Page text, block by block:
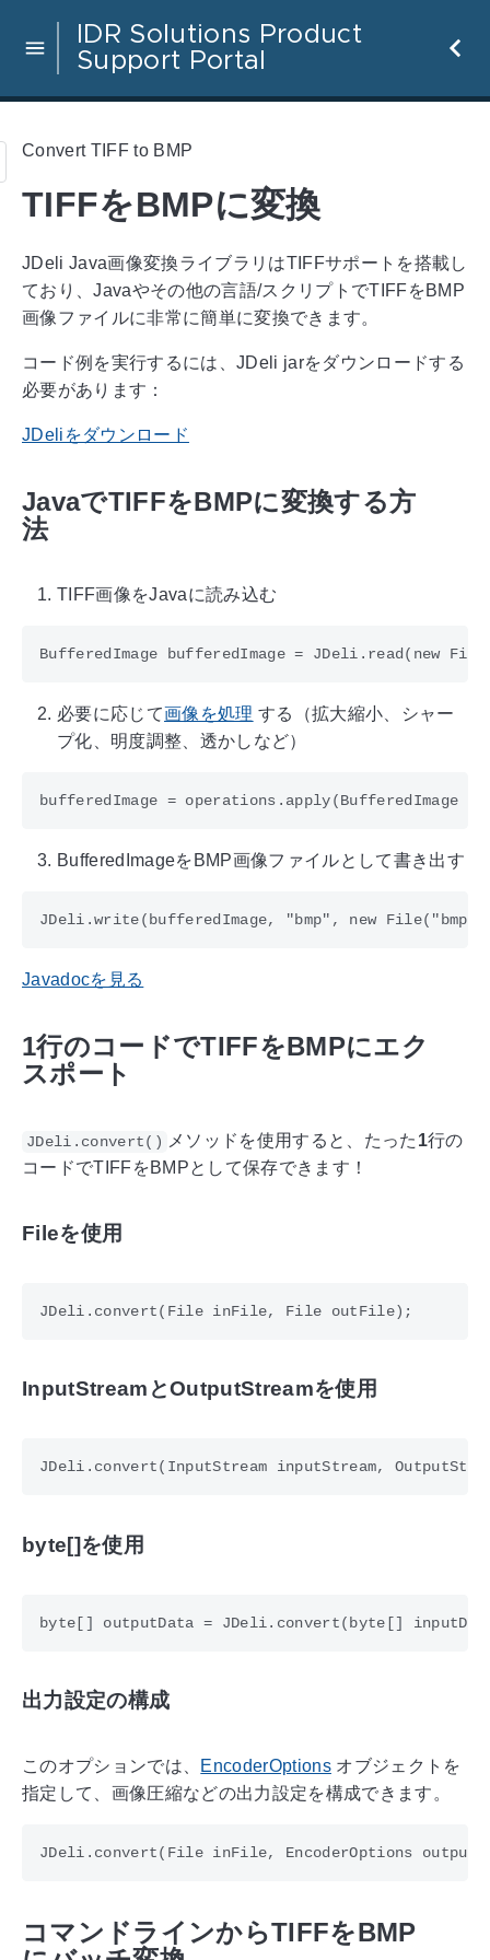
IDR Solutions Product
Support Portal
Convert TIFF to BMP
TIFFをBMPに変換
JDeli Java画像変換ライブラリはTIFFサポートを搭載し
ており、Javaやその他の言語/スクリプトでTIFFをBMP
画像ファイルに非常に簡単に変換できます。
コード例を実行するには、JDeli jarをダウンロードする
必要があります：
JDeliをダウンロード
JavaでTIFFをBMPに変換する方
法
TIFF画像をJavaに読み込む
必要に応じて画像を処理 する（拡大縮小、シャー
プ化、明度調整、透かしなど）
BufferedImageをBMP画像ファイルとして書き出す
Javadocを見る
1行のコードでTIFFをBMPにエク
スポート
JDeli.convert() メソッドを使用すると、たった 1行の
コードでTIFFをBMPとして保存できます！
Fileを使用
InputStreamとOutputStreamを使用
byte[]を使用
出力設定の構成
このオプションでは、 EncoderOptionsオブジェクトを
指定して、画像圧縮などの出力設定を構成できます。
コマンドラインからTIFFをBMP